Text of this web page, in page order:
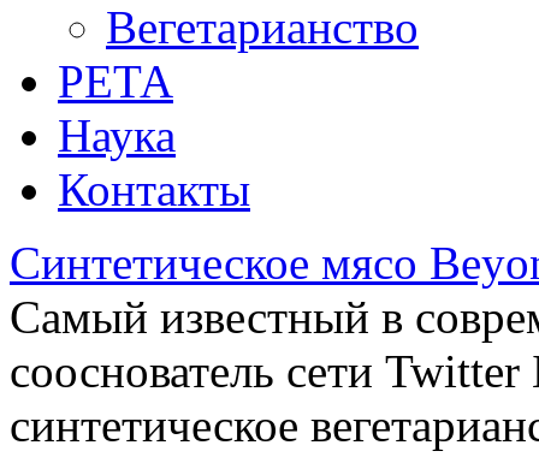
Вегетарианство
РЕТА
Наука
Контакты
Синтетическое мясо
Самый известный в
сооснователь сети
синтетическое